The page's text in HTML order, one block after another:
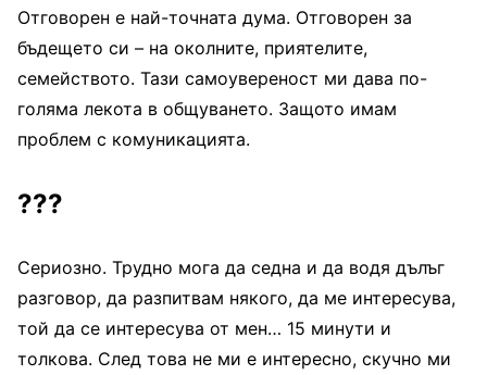
Отговорен е най-точната дума. Отговорен за
бъдещето си – на околните, приятелите,
семейството. Тази самоувереност ми дава по-
голяма лекота в общуването. Защото имам
проблем с комуникацията.
???
Сериозно. Трудно мога да седна и да водя дълъг
разговор, да разпитвам някого, да ме интересува,
той да се интересува от мен… 15 минути и
толкова. След това не ми е интересно, скучно ми